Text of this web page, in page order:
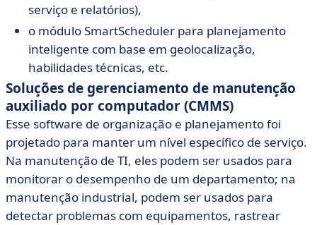
serviço e relatórios),
o módulo SmartScheduler para planejamento
inteligente com base em geolocalização,
habilidades técnicas, etc.
Soluções de gerenciamento de manutenção
auxiliado por computador (CMMS)
Esse software de organização e planejamento foi
projetado para manter um nível específico de serviço.
Na manutenção de TI, eles podem ser usados para
monitorar o desempenho de um departamento; na
manutenção industrial, podem ser usados para
detectar problemas com equipamentos, rastrear